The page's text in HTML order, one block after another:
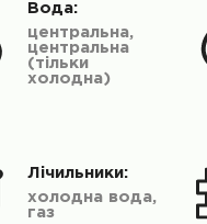
центральна,
центральна
(тільки
холодна)
Вода:
холодна вода,
газ
Лічильники: